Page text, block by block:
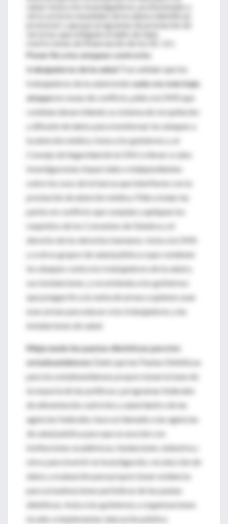
promover y apoyar programas de prestación de
Poner fin a los ataques contra los
trabajadores de la salud Tras señalar que los
trabajadores de la salud estáncada vez más bajo
ataqueen zonas de conflicto, pide a la OMS que
continúe desarrollando su sistema de recopilación
y difusión de datos para monitorear los ataques a
la atención médica. Insta a los gobiernos y al
Consejo de Seguridad de la ONU a llevar a cabo
investigaciones imparciales e independientes
sobre los usos de la fuerza que interfieren con la
prestación de atención médica. Pide a todas las
partes en conflicto que cumplan y apliquen los
requisitos de los Convenios de Ginebra y el
derecho de los derechos humanos. Insta a la OMS
y a otros grupos de salud pública a que condenen
los ataques contra los trabajadores de la salud y
sus instalaciones, y recomienda a los gobiernos
que pongan fin a la venta de armas a quienes usan
esas armas para atacar a los trabajadores y las
instalaciones de salud.
Mejorando las pautas dietéticas para los
estadounidenses Dado que las Pautas Dietéticas
para los estadounidenses proporcionan la base de
la mayoría de las políticas y programas federales
de alimentación, nutrición y salud dentro de las
agencias federales, hace un llamado a las agencias
de salud pública para que se asocien con
instituciones académicas, fundaciones, industria y
otros para invertir en investigación, recolección de
datos y evaluación para proporcionar evidencia
para actualizaciones periódicas de las pautas
dietéticas. Insta a los gobiernos y organizaciones
locales a implementar educación pública